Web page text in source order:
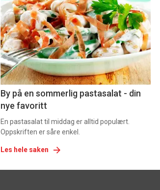
akkurat
nå
-
5
By på en sommerlig pastasalat - din
nye favoritt
En pastasalat til middag er alltid populært.
Oppskriften er såre enkel.
Les hele saken